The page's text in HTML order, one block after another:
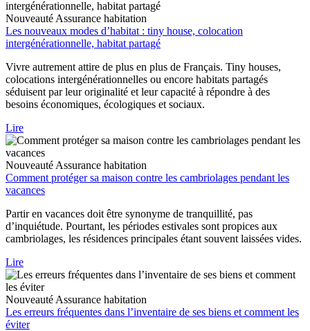
Nouveauté Assurance habitation
Les nouveaux modes d’habitat : tiny house, colocation
intergénérationnelle, habitat partagé
Vivre autrement attire de plus en plus de Français. Tiny houses,
colocations intergénérationnelles ou encore habitats partagés
séduisent par leur originalité et leur capacité à répondre à des
besoins économiques, écologiques et sociaux.
Lire
Nouveauté Assurance habitation
Comment protéger sa maison contre les cambriolages pendant les
vacances
Partir en vacances doit être synonyme de tranquillité, pas
d’inquiétude. Pourtant, les périodes estivales sont propices aux
cambriolages, les résidences principales étant souvent laissées vides.
Lire
Nouveauté Assurance habitation
Les erreurs fréquentes dans l’inventaire de ses biens et comment les
éviter